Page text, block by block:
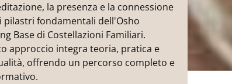
la presenza e la connessione
pilastri fondamentali dell'Osho
Base di Costellazioni Familiari.
approccio integra teoria, pratica e
offrendo un percorso completo e